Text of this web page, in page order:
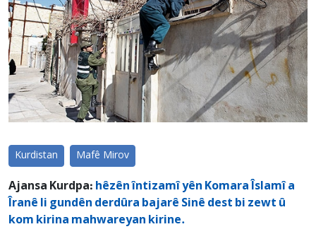
Kurdistan Mafê Mirov
Ajansa Kurdpa: hêzên întizamî yên Komara Îslamî a
Îranê li gundên derdûra bajarê Sinê dest bi zewt û
kom kirina mahwareyan kirine.